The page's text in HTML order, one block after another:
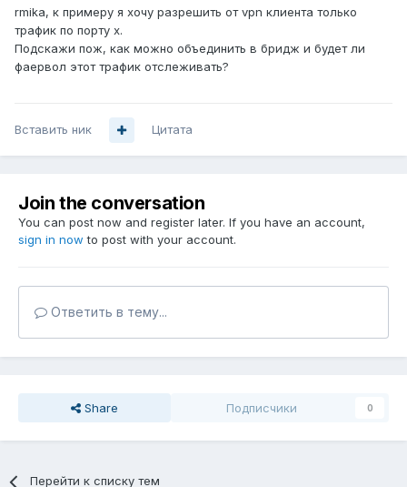
rmika, к примеру я хочу разрешить от vpn клиента только
трафик по порту x.
Подскажи пож, как можно объединить в бридж и будет ли
фаервол этот трафик отслеживать?
Вставить ник Цитата
Join the conversation
You can post now and register later. If you have an account,
sign in now to post with your account.
Ответить в тему...
Share Подписчики 0
Перейти к списку тем